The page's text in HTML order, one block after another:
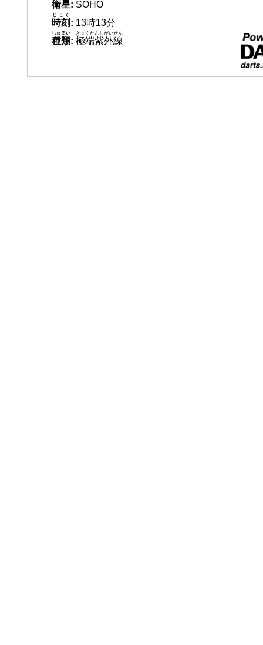
衛星: SOHO
時刻
じこく
: 13時13分
種類
しゅるい
: 極端紫外線
きょくたんしがいせん